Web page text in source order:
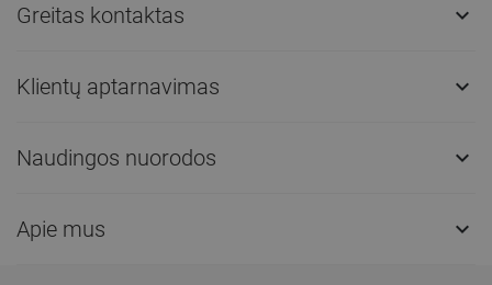
Greitas kontaktas 
Klientų aptarnavimas 
Naudingos nuorodos 
Apie mus 